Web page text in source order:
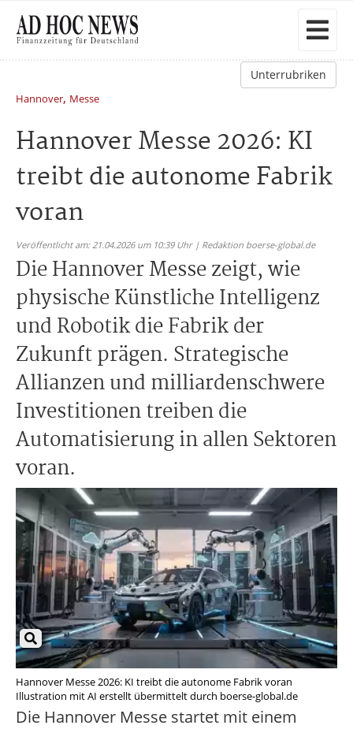
Unterrubriken
Hannover, Messe
Hannover Messe 2026: KI
treibt die autonome Fabrik
voran
Veröffentlicht am: 21.04.2026 um 10:39 Uhr | Redaktion boerse-global.de
Die Hannover Messe zeigt, wie
physische Künstliche Intelligenz
und Robotik die Fabrik der
Zukunft prägen. Strategische
Allianzen und milliardenschwere
Investitionen treiben die
Automatisierung in allen Sektoren
voran.
Hannover Messe 2026: KI treibt die autonome Fabrik voran
Illustration mit AI erstellt übermittelt durch boerse-global.de
Die Hannover Messe startet mit einem